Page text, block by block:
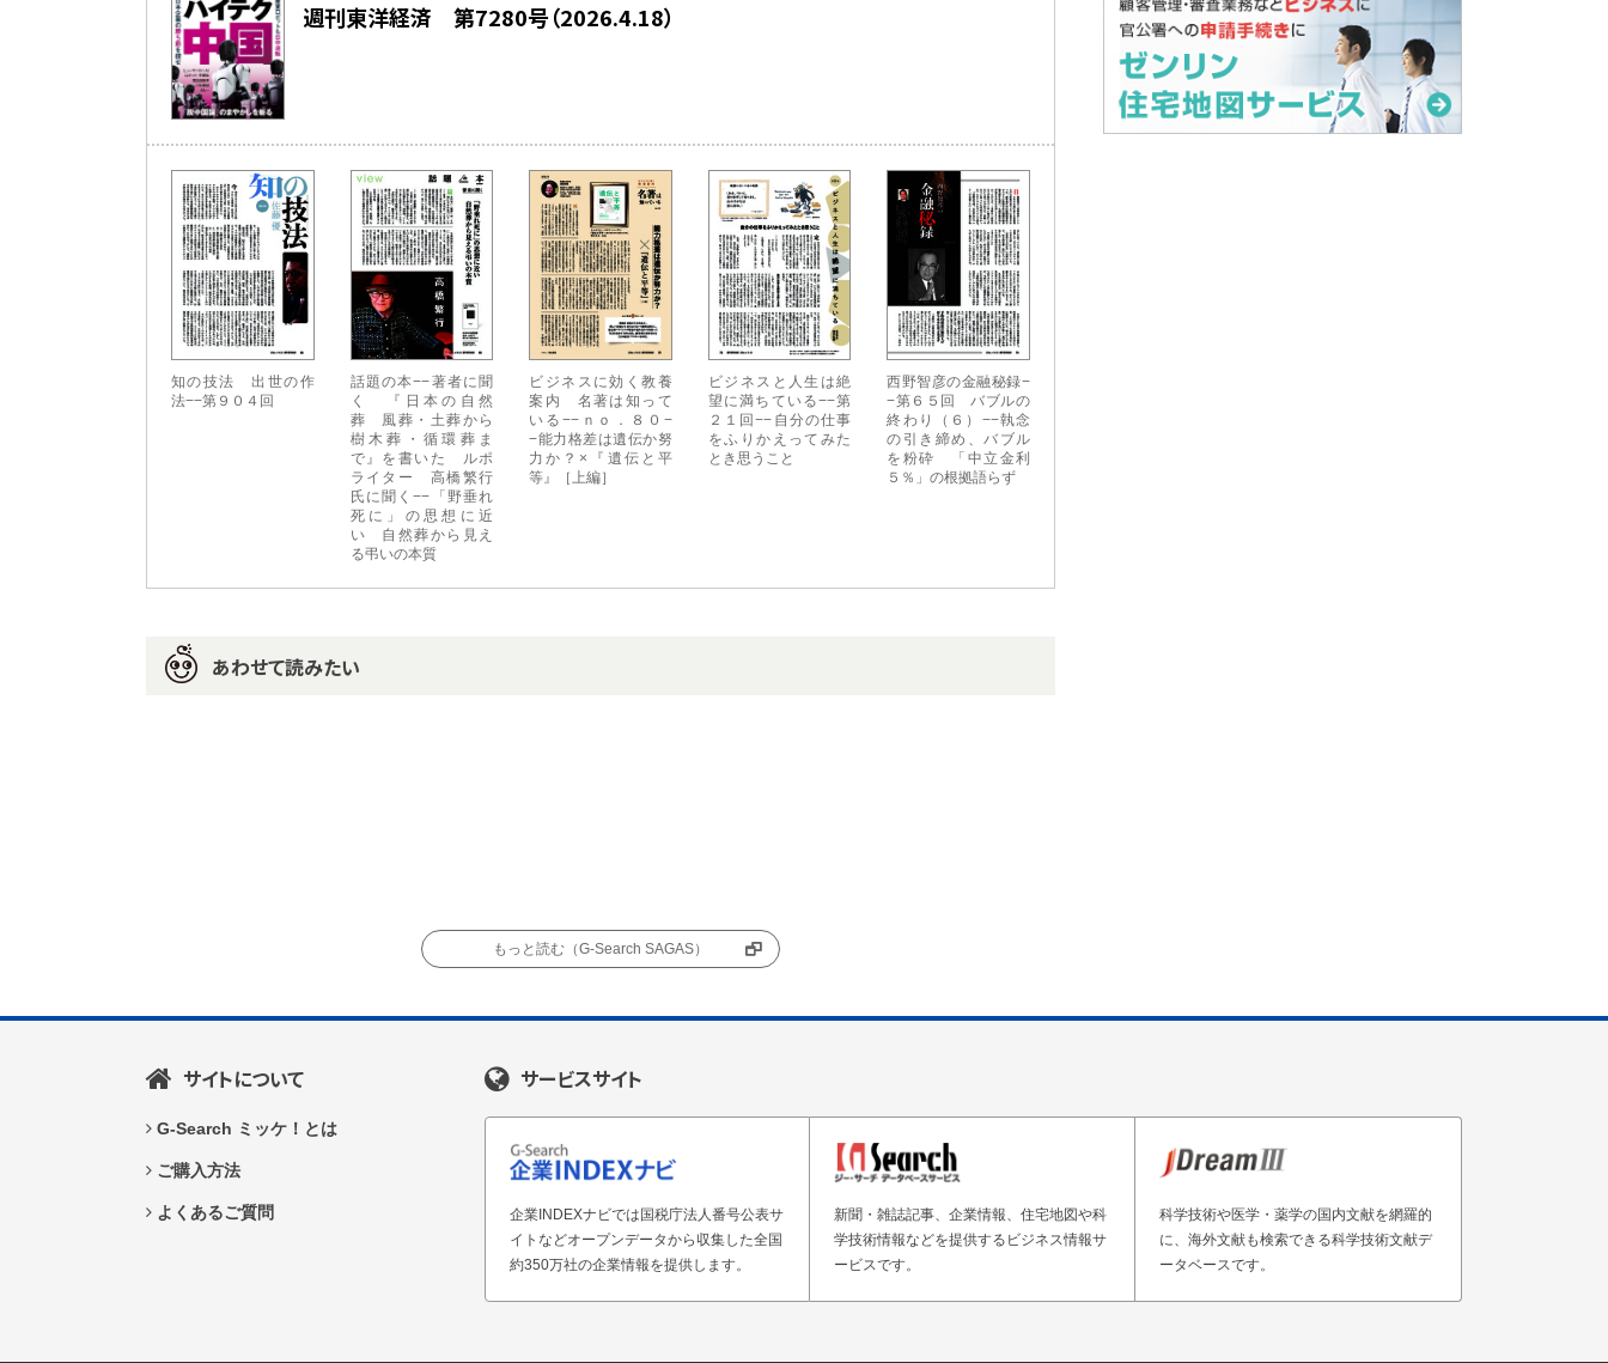
週刊東洋経済 第7280号（2026.4.18）
知の技法 出世の作
法−−第９０４回
話題の本−−著者に聞
く 『日本の自然
葬 風葬・土葬から
樹木葬・循環葬ま
で』を書いた ルポ
ライター 高橋繁行
氏に聞く−−「野垂れ
死に」の思想に近
い 自然葬から見え
る弔いの本質
ビジネスに効く教養
案内 名著は知って
いる−−ｎｏ．８０−
−能力格差は遺伝か努
力か？×『遺伝と平
等』［上編］
ビジネスと人生は絶
望に満ちている−−第
２１回−−自分の仕事
をふりかえってみた
とき思うこと
西野智彦の金融秘録−
−第６５回 バブルの
終わり（６）−−執念
の引き締め、バブル
を粉砕 「中立金利
５％」の根拠語らず
あわせて読みたい
もっと読む（G-Search SAGAS）
サイトについて
G-Search ミッケ！とは
ご購入方法
よくあるご質問
サービスサイト
企業INDEXナビでは国税庁法人番号公表サ
イトなどオープンデータから収集した全国
約350万社の企業情報を提供します。
新聞・雑誌記事、企業情報、住宅地図や科
学技術情報などを提供するビジネス情報サ
ービスです。
科学技術や医学・薬学の国内文献を網羅的
に、海外文献も検索できる科学技術文献デ
ータベースです。